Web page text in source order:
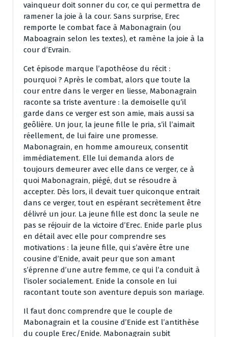
vainqueur doit sonner du cor, ce qui permettra de
ramener la joie à la cour. Sans surprise, Erec
remporte le combat face à Mabonagrain (ou
Maboagrain selon les textes), et ramène la joie à la
cour d’Evrain.
Cet épisode marque l’apothéose du récit :
pourquoi ? Après le combat, alors que toute la
cour entre dans le verger en liesse, Mabonagrain
raconte sa triste aventure : la demoiselle qu’il
garde dans ce verger est son amie, mais aussi sa
geôlière. Un jour, la jeune fille le pria, s’il l’aimait
réellement, de lui faire une promesse.
Mabonagrain, en homme amoureux, consentit
immédiatement. Elle lui demanda alors de
toujours demeurer avec elle dans ce verger, ce à
quoi Mabonagrain, piégé, dut se résoudre à
accepter. Dès lors, il devait tuer quiconque entrait
dans ce verger, tout en espérant secrètement être
délivré un jour. La jeune fille est donc la seule ne
pas se réjouir de la victoire d’Erec. Enide parle plus
en détail avec elle pour comprendre ses
motivations : la jeune fille, qui s’avère être une
cousine d’Enide, avait peur que son amant
s’éprenne d’une autre femme, ce qui l’a conduit à
l’isoler socialement. Enide la console en lui
racontant toute son aventure depuis son mariage.
Il faut donc comprendre que le couple de
Mabonagrain et la cousine d’Enide est l’antithèse
du couple Erec/Enide. Mabonagrain subit